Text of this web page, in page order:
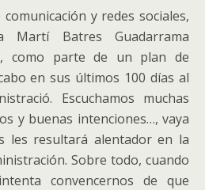
y redes sociales,
Martí Batres Guadarrama
como parte de un plan de
en sus últimos 100 días al
Escuchamos muchas
y buenas intenciones…, vaya
les resultará alentador en la
Sobre todo, cuando
convencernos de que